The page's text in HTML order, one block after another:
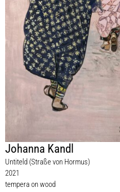
Johanna Kandl
Untiteld (Straße von Hormus)
2021
tempera on wood